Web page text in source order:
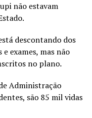
não estavam
descontando dos
exames, mas não
no plano.
Administração
são 85 mil vidas